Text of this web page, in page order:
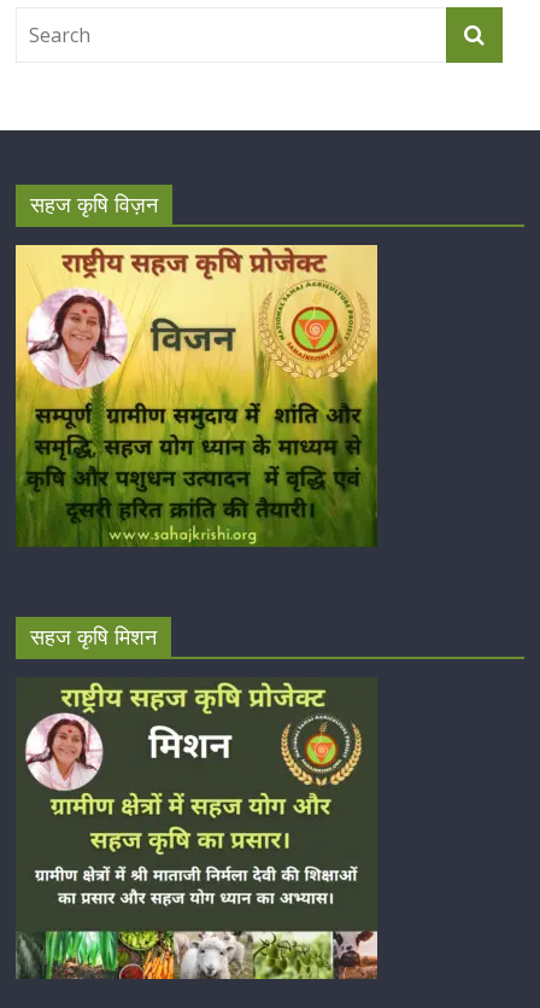
सहज कृषि विज़न
सहज कृषि मिशन